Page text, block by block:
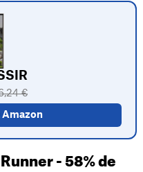
€
Amazon
- 58% de